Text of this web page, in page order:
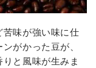
味が強い味に仕
がかった豆が、
と風味が生みま